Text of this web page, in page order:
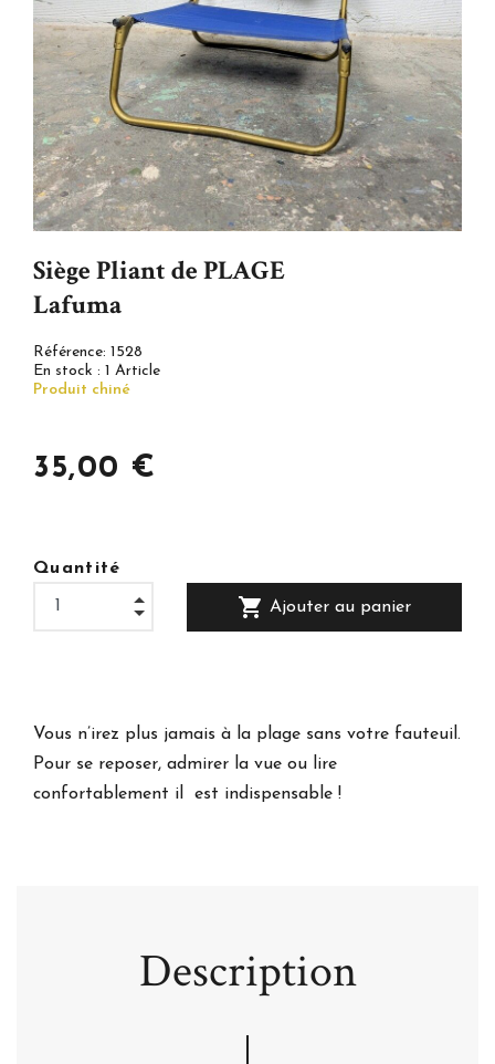
Siège Pliant de PLAGE
Lafuma
Référence: 1528
En stock : 1 Article
Produit chiné
35,00 €
Quantité
shopping_cart Ajouter au panier
Vous n’irez plus jamais à la plage sans votre fauteuil.
Pour se reposer, admirer la vue ou lire
confortablement il est indispensable !
Description